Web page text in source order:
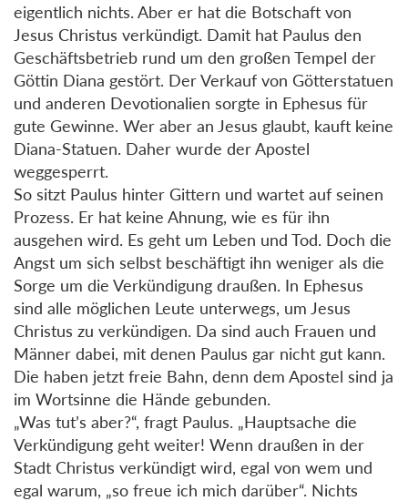
eigentlich nichts. Aber er hat die Botschaft von
Jesus Christus verkündigt. Damit hat Paulus den
Geschäftsbetrieb rund um den großen Tempel der
Göttin Diana gestört. Der Verkauf von Götterstatuen
und anderen Devotionalien sorgte in Ephesus für
gute Gewinne. Wer aber an Jesus glaubt, kauft keine
Diana-Statuen. Daher wurde der Apostel
weggesperrt.
So sitzt Paulus hinter Gittern und wartet auf seinen
Prozess. Er hat keine Ahnung, wie es für ihn
ausgehen wird. Es geht um Leben und Tod. Doch die
Angst um sich selbst beschäftigt ihn weniger als die
Sorge um die Verkündigung draußen. In Ephesus
sind alle möglichen Leute unterwegs, um Jesus
Christus zu verkündigen. Da sind auch Frauen und
Männer dabei, mit denen Paulus gar nicht gut kann.
Die haben jetzt freie Bahn, denn dem Apostel sind ja
im Wortsinne die Hände gebunden.
„Was tut’s aber?“, fragt Paulus. „Hauptsache die
Verkündigung geht weiter! Wenn draußen in der
Stadt Christus verkündigt wird, egal von wem und
egal warum, „so freue ich mich darüber“. Nichts